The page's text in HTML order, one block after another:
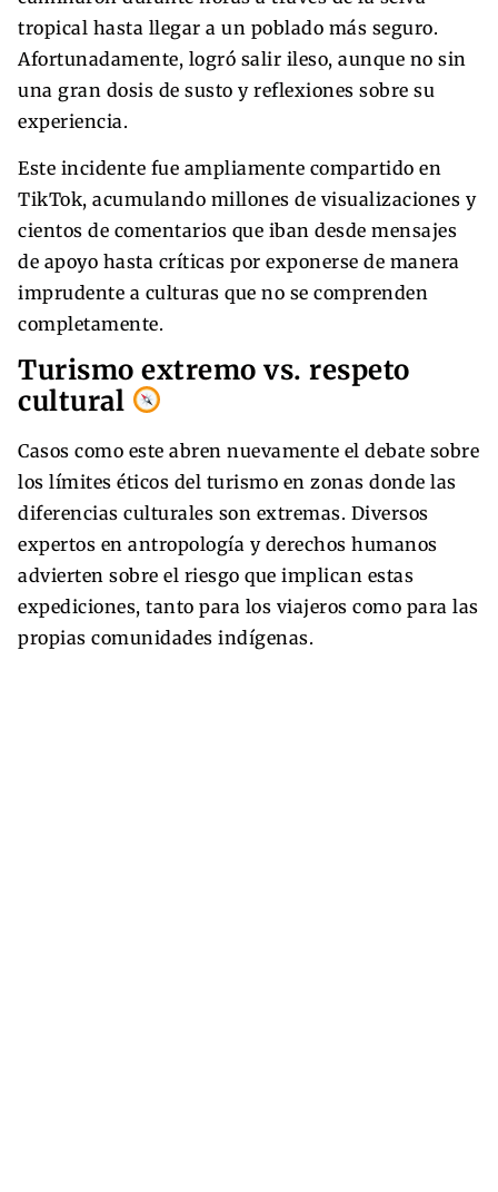
tropical hasta llegar a un poblado más seguro.
Afortunadamente, logró salir ileso, aunque no sin
una gran dosis de susto y reflexiones sobre su
experiencia.
Este incidente fue ampliamente compartido en
TikTok, acumulando millones de visualizaciones y
cientos de comentarios que iban desde mensajes
de apoyo hasta críticas por exponerse de manera
imprudente a culturas que no se comprenden
completamente.
Turismo extremo vs. respeto
cultural
Casos como este abren nuevamente el debate sobre
los límites éticos del turismo en zonas donde las
diferencias culturales son extremas. Diversos
expertos en antropología y derechos humanos
advierten sobre el riesgo que implican estas
expediciones, tanto para los viajeros como para las
propias comunidades indígenas.